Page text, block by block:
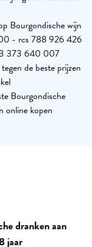
Bourgondische wijn
- rcs 788 926 426
373 640 007
de beste prijzen
Bourgondische
online kopen
dranken aan
jaar